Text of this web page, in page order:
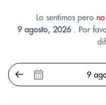
Lo sentimos pero
9 agosto, 2026. Por